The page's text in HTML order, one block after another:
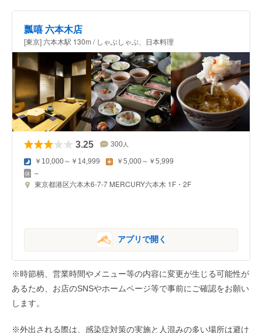
瓢嘻 六本木店
[東京] 六本木駅 130m / しゃぶしゃぶ、日本料理
3.25 300 人
￥10,000～￥14,999 ￥5,000～￥5,999
–
東京都港区六本木6-7-7 MERCURY六本木 1F・2F
アプリで開く
※時節柄、営業時間やメニュー等の内容に変更が生じる可能性が
あるため、お店のSNSやホームページ等で事前にご確認をお願い
します。
※外出される際は、感染症対策の実施と人混みの多い場所は避け